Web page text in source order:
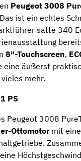
Peugeot 3008
ist ein echtes
satte 340
8″-Touchscreen,
eine äußerst
vieles mehr.
PS
Peugeot 3008
Ottomotormit
eine